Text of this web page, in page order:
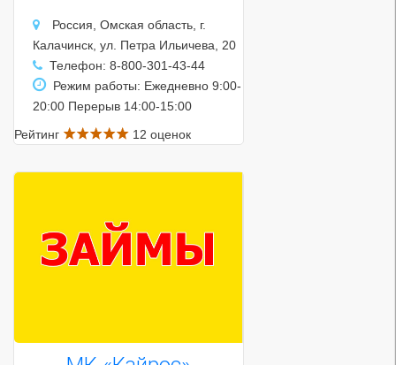
Россия, Омская область, г.
Калачинск, ул. Петра Ильичева, 20
Телефон: 8-800-301-43-44
Режим работы: Ежедневно 9:00-
20:00 Перерыв 14:00-15:00
Рейтинг
12 оценок